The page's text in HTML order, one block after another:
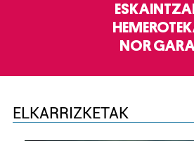
NOR
ELKARRIZKETAK